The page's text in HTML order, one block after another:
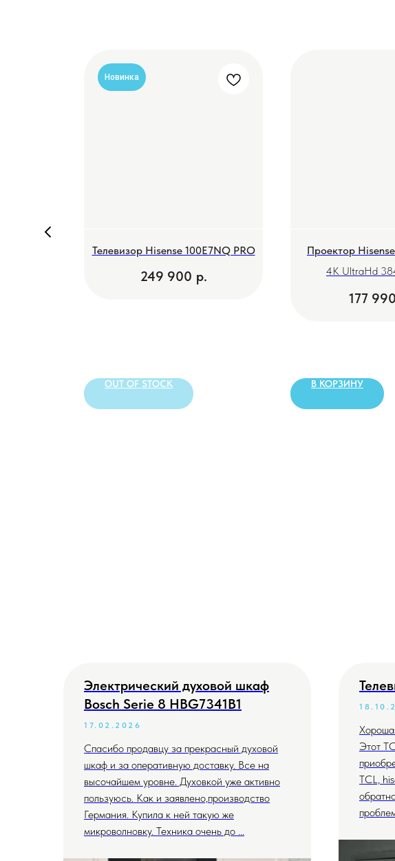
Новинка
Телевизор Hisense 100E7NQ PRO
249 900 р.
OUT OF STOCK
Проектор
4K UltraHd
177 990
В КОРЗИНУ
Электрический духовой шкаф
Bosch Serie 8 HBG7341B1
17.02.2026
Спасибо продавцу за прекрасный духовой
шкаф и за оперативную доставку. Все на
высочайшем уровне. Духовкой уже активно
пользуюсь. Как и заявлено,производство
Германия. Купила к ней такую же
микроволновку. Техника очень до ...
Этот
TCL,